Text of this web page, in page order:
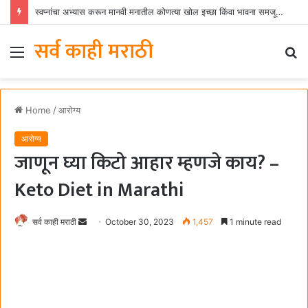
स्वप्नांचा अभ्यास करून मानवी मनातील कोणत्या खोल इच्छा किंवा भावना समजून घेता येतात?
Menu
सर्व काही मराठी
Home /आरोग्य
आरोग्य
जाणून घ्या किटो आहार म्हणजे काय? –
Keto Diet in Marathi
सर्व काही मराठी October 30, 2023 1,457 1 minute read